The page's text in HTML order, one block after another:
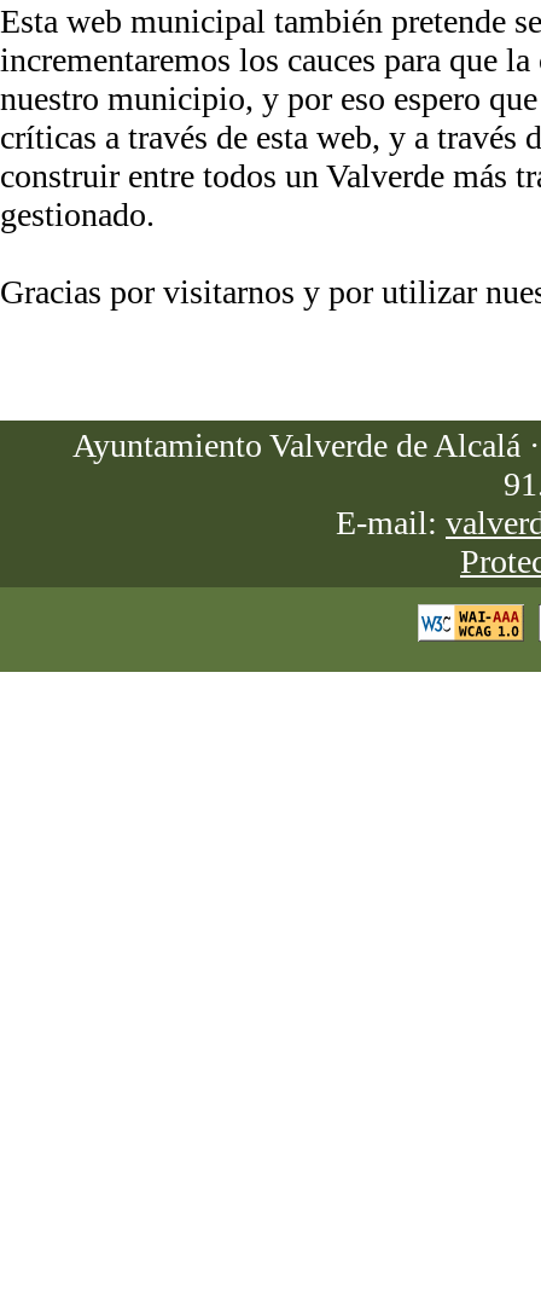
Esta web municipal también pretende
incrementaremos los cauces para que
nuestro municipio, y por eso espero
críticas a través de esta web, y a través
construir entre todos un Valverde más
gestionado.
Gracias por visitarnos y por utilizar
Ayuntamiento Valverde de Alcalá
E-mail: